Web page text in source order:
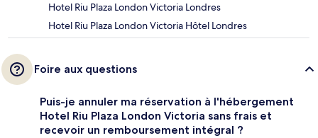
Hotel Riu Plaza London Victoria Londres
Hotel Riu Plaza London Victoria Hôtel Londres
Foire aux questions
Puis-je annuler ma réservation à l'hébergement
Hotel Riu Plaza London Victoria sans frais et
recevoir un remboursement intégral ?